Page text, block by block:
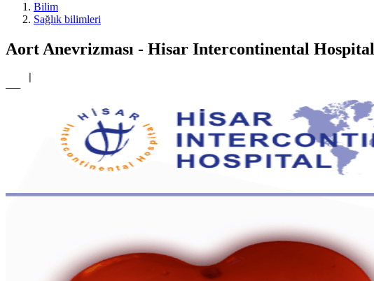
Bilim
Sağlık bilimleri
Aort Anevrizması - Hisar Intercontinental Hospital